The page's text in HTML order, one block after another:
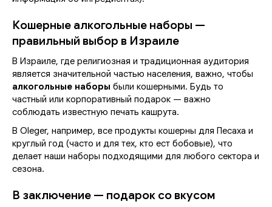
Кошерные алкогольные наборы —
правильный выбор в Израиле
В Израиле, где религиозная и традиционная аудитория
является значительной частью населения, важно, чтобы
алкогольные наборы были кошерными. Будь то
частный или корпоративный подарок — важно
соблюдать известную печать кашрута.
В Oleger, например, все продукты кошерны для Песаха и
круглый год (часто и для тех, кто ест бобовые), что
делает наши наборы подходящими для любого сектора и
сезона.
В заключение — подарок со вкусом